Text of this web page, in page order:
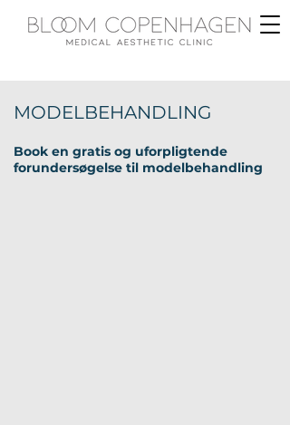
MODELBEHANDLING
Book en gratis og uforpligtende
forundersøgelse til modelbehandling